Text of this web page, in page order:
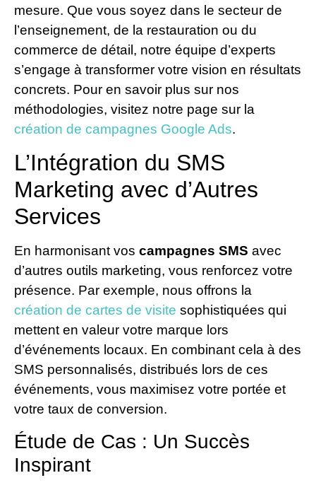
mesure. Que vous soyez dans le secteur de
l’enseignement, de la restauration ou du
commerce de détail, notre équipe d’experts
s’engage à transformer votre vision en résultats
concrets. Pour en savoir plus sur nos
méthodologies, visitez notre page sur la
création de campagnes Google Ads.
L’Intégration du SMS
Marketing avec d’Autres
Services
En harmonisant vos campagnes SMS avec
d’autres outils marketing, vous renforcez votre
présence. Par exemple, nous offrons la
création de cartes de visite sophistiquées qui
mettent en valeur votre marque lors
d’événements locaux. En combinant cela à des
SMS personnalisés, distribués lors de ces
événements, vous maximisez votre portée et
votre taux de conversion.
Étude de Cas : Un Succès
Inspirant